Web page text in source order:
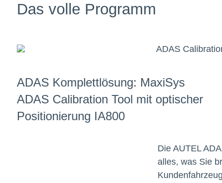
Das volle Programm
ADAS Komplettlösung: MaxiSys
ADAS Calibration Tool mit optischer
Positionierung IA800
Die AUTEL
alles, was Sie